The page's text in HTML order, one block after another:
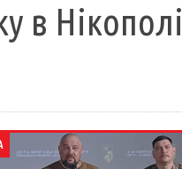
в Нікополі